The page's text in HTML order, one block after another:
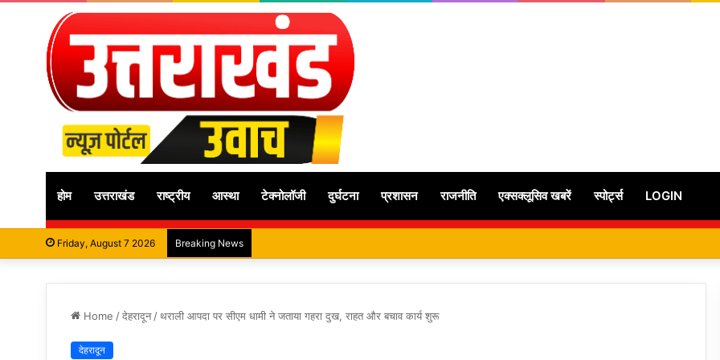
होम उत्तराखंड राष्ट्रीय आस्था टेक्नोलॉजी दुर्घटना प्रशासन राजनीति एक्सक्लूसिव खबरें स्पोर्ट्स LOGIN
Friday, August 7 2026 Breaking News
Home /देहरादून /थराली आपदा पर सीएम धामी ने जताया गहरा दुख, राहत और बचाव कार्य शुरू
देहरादून